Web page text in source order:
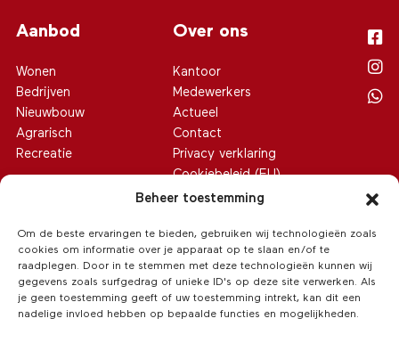
Beheer toestemming
Om de beste ervaringen te bieden, gebruiken wij technologieën zoals
cookies om informatie over je apparaat op te slaan en/of te
raadplegen. Door in te stemmen met deze technologieën kunnen wij
gegevens zoals surfgedrag of unieke ID's op deze site verwerken. Als
je geen toestemming geeft of uw toestemming intrekt, kan dit een
nadelige invloed hebben op bepaalde functies en mogelijkheden.
Aanbod
Wonen
Bedrijven
Nieuwbouw
Agrarisch
Recreatie
Over ons
Kantoor
Medewerkers
Actueel
Contact
Privacy verklaring
Cookiebeleid (EU)